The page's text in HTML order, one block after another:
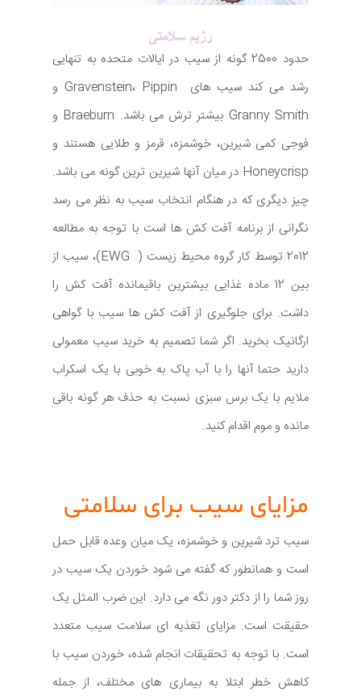
حدود 2500 گونه از سیب در ایالات متحده به تنهایی
رشد می کند سیب های Gravenstein، Pippin و
Granny Smith بیشتر ترش می باشد. Braeburn و
فوجی کمی شیرین، خوشمزه، قرمز و طلایی هستند و
Honeycrisp در میان آنها شیرین ترین گونه می باشد.
چیز دیگری که در هنگام انتخاب سیب به نظر می رسد
نگرانی از برنامه آفت کش ها است با توجه به مطالعه
2012 توسط کار گروه محیط زیست ( EWG)، سیب از
بین 12 ماده غذایی بیشترین باقیمانده آفت کش را
داشت. برای جلوگیری از آفت کش ها سیب با گواهی
ارگانیک بخرید. اگر شما تصمیم به خرید سیب معمولی
دارید حتما آنها را با آب پاک به خوبی با یک اسکراب
ملایم با یک برس سبزی نسبت به حذف هر گونه باقی
مانده و موم اقدام کنید.
مزایای سیب برای سلامتی
سیب ترد شیرین و خوشمزه، یک میان وعده قابل حمل
است و همانطور که گفته می شود خوردن یک سیب در
روز شما را از دکتر دور نگه می دارد. این ضرب المثل یک
حقیقت است. مزایای تغذیه ای سلامت سیب متعدد
است. با توجه به تحقیقات انجام شده، خوردن سیب با
کاهش خطر ابتلا به بیماری های مختلف، از جمله